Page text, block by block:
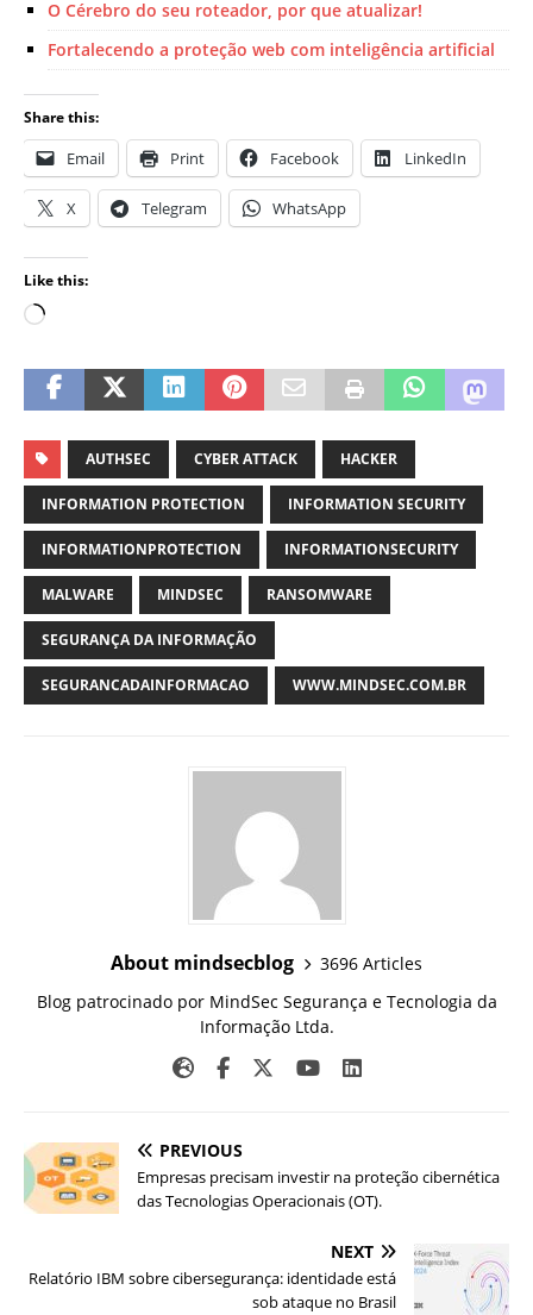
O Cérebro do seu roteador, por que atualizar!
Fortalecendo a proteção web com inteligência artificial
Share this:
Email Print Facebook LinkedIn
X Telegram WhatsApp
Like this:
AUTHSEC CYBER ATTACK HACKER
INFORMATION PROTECTION INFORMATION SECURITY
INFORMATIONPROTECTION INFORMATIONSECURITY
MALWARE MINDSEC RANSOMWARE
SEGURANÇA DA INFORMAÇÃO
SEGURANCADAINFORMACAO WWW.MINDSEC.COM.BR
About mindsecblog
3696 Articles
Blog patrocinado por MindSec Segurança e Tecnologia da
Informação Ltda.
PREVIOUS
Empresas precisam investir na proteção cibernética
das Tecnologias Operacionais (OT).
NEXT
Relatório IBM sobre cibersegurança: identidade está
sob ataque no Brasil